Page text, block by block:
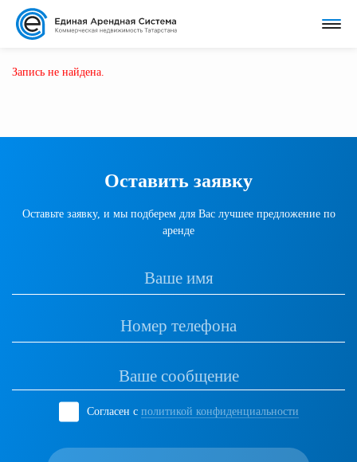
Запись не найдена.
Оставить заявку
Оставьте заявку, и мы подберем для Вас лучшее предложение по
аренде
Согласен с политикой конфиденциальности